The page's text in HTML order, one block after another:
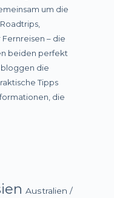
um die
– die
beiden perfekt
die
Tipps
die
Australien /